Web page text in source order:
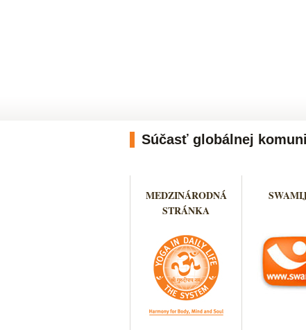
Súčasť globálnej
MEDZINÁRODNÁ
STRÁNKA